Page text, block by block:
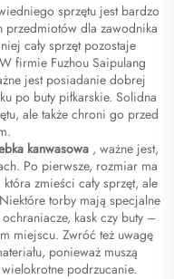
sprzętu jest bardzo
przedmiotów dla zawodnika
cały sprzęt pozostaje
firmie Fuzhou Saipulang
jest posiadanie dobrej
po buty piłkarskie. Solidna
ale także chroni go przed
kanwasowa , ważne jest,
Po pierwsze, rozmiar ma
zmieści cały sprzęt, ale
torby mają specjalne
kask czy buty –
miejscu. Zwróć też uwagę
ponieważ muszą
podrzucanie.